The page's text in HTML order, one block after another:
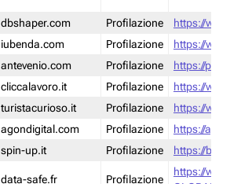
dbshaper.com Profilazione
https://
iubenda.com Profilazione
https://
antevenio.com Profilazione
https://
cliccalavoro.it Profilazione
https://
turistacurioso.it Profilazione
https://
agondigital.com Profilazione
https://
spin-up.it Profilazione https://
data-safe.fr Profilazione
https://